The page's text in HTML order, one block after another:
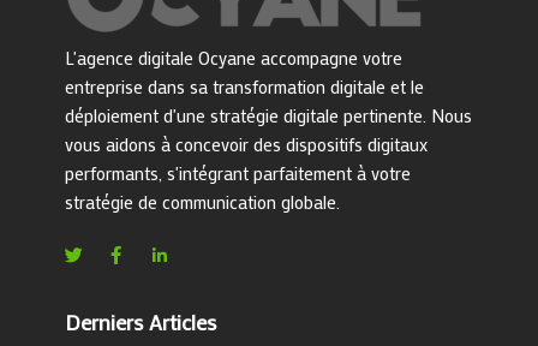
L'agence digitale Ocyane accompagne votre
entreprise dans sa transformation digitale et le
déploiement d'une stratégie digitale pertinente. Nous
vous aidons à concevoir des dispositifs digitaux
performants, s'intégrant parfaitement à votre
stratégie de communication globale.
Derniers Articles